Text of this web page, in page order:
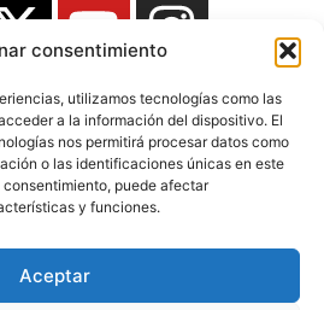
consentimiento
utilizamos tecnologías como las
a la información del dispositivo. El
nos permitirá procesar datos como
o las identificaciones únicas en este
puede afectar
y funciones.
Aceptar